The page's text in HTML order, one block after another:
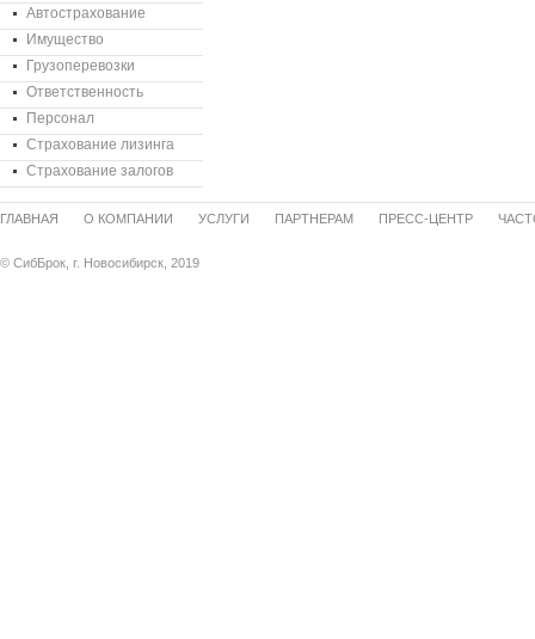
Автострахование
Имущество
Грузоперевозки
Ответственность
Персонал
Страхование лизинга
Страхование залогов
ГЛАВНАЯ О КОМПАНИИ УСЛУГИ ПАРТНЕРАМ ПРЕСС-ЦЕНТР
© СибБрок, г. Новосибирск, 2019